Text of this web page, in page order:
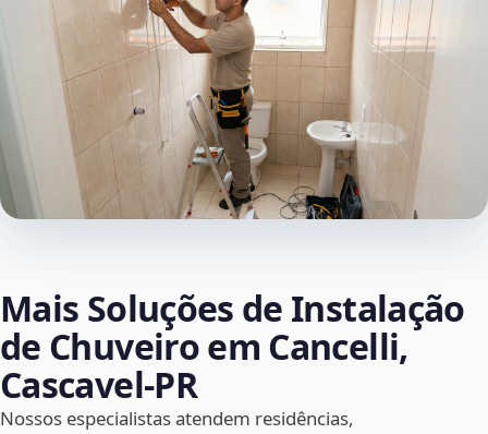
Mais Soluções de Instalação
de Chuveiro em Cancelli,
Cascavel‑PR
Nossos especialistas atendem residências,